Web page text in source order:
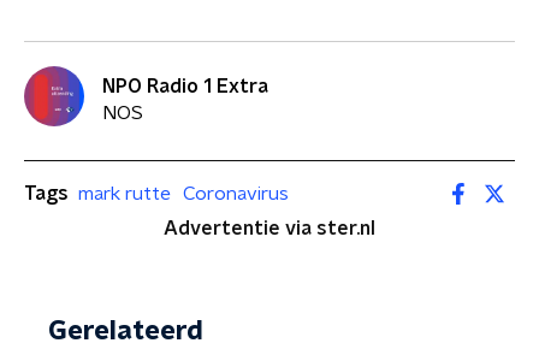
NPO Radio 1 Extra
NOS
Tags mark rutte
Coronavirus
Advertentie via ster.nl
Gerelateerd